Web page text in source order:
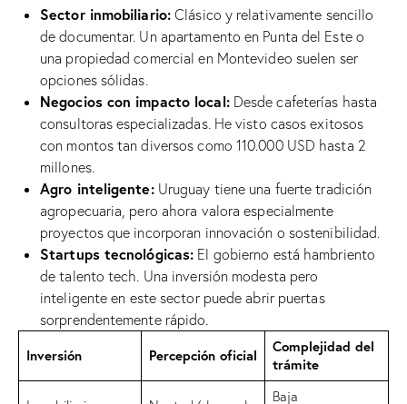
Sector inmobiliario: Clásico y relativamente sencillo
de documentar. Un apartamento en Punta del Este o
una propiedad comercial en Montevideo suelen ser
opciones sólidas.
Negocios con impacto local:Desde cafeterías hasta
consultoras especializadas. He visto casos exitosos
con montos tan diversos como 110.000 USD hasta 2
millones.
Agro inteligente:Uruguay tiene una fuerte tradición
agropecuaria, pero ahora valora especialmente
proyectos que incorporan innovación o sostenibilidad.
Startups tecnológicas: El gobierno está hambriento
de talento tech. Una inversión modesta pero
inteligente en este sector puede abrir puertas
sorprendentemente rápido.
Inversión Percepción oficial
Complejidad del
trámite
Baja